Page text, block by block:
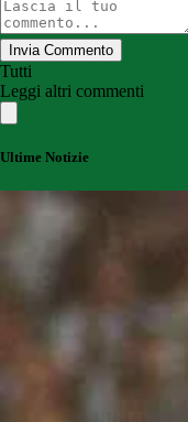
Invia Commento
Tutti
Leggi altri commenti
Ultime Notizie